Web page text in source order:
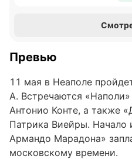
Превью
11 мая в Неаполе
А. Встречаются
Антонио Конте, а также
Патрика Виейры. Начало
Армандо Марадона»
московскому времени.